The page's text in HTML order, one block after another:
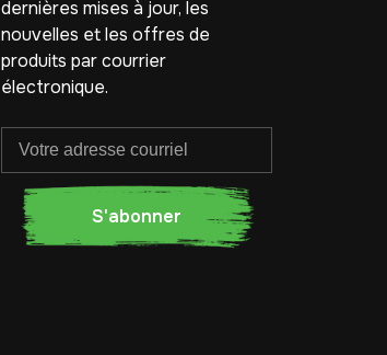
dernières mises à jour, les
nouvelles et les offres de
produits par courrier
électronique.
S'abonner